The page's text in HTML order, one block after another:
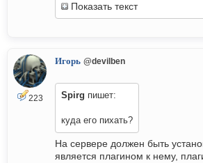
Показать текст
223
Игорь @devilben
Spirg пишет:
куда его пихать?
На сервере должен быть
является плагином к нему,